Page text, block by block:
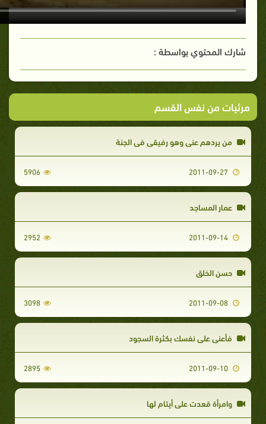
شارك المحتوي بواسطة :
مرئيات من نفس القسم
من يردهم عني وهو رفيقي في الجنة
5906
عمار المساجد
2952
حسن الخلق
3098
فأعني على نفسك بكثرة السجود
2895
وامرأة قعدت على أيتام لها